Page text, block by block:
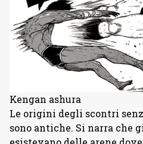
Kengan ashura
Le origini degli scontri
sono antiche. Si narra che